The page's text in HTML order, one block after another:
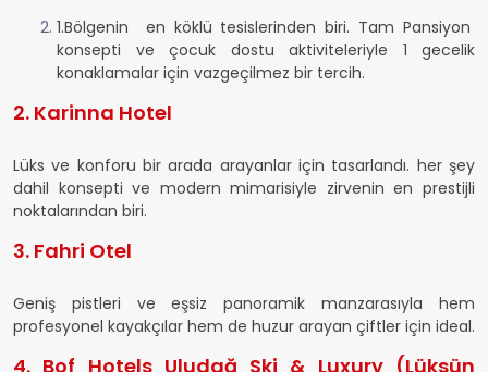
1.Bölgenin en köklü tesislerinden biri. Tam Pansiyon
konsepti ve çocuk dostu aktiviteleriyle 1 gecelik
konaklamalar için vazgeçilmez bir tercih.
2. Karinna Hotel
Lüks ve konforu bir arada arayanlar için tasarlandı. her şey
dahil konsepti ve modern mimarisiyle zirvenin en prestijli
noktalarından biri.
3. Fahri Otel
Geniş pistleri ve eşsiz panoramik manzarasıyla hem
profesyonel kayakçılar hem de huzur arayan çiftler için ideal.
4. Bof Hotels Uludağ Ski & Luxury (Lüksün